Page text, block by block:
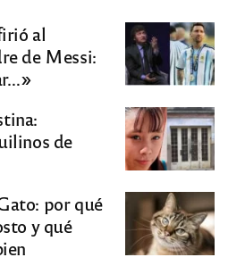
al
de Messi:
de
por qué
y qué